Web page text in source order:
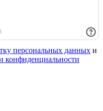
персональных данных и
конфиденциальности